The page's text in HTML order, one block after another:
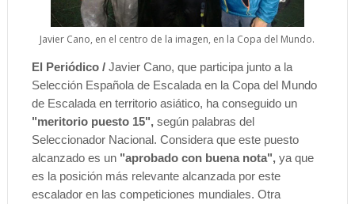
Javier Cano, en el centro de la imagen, en la Copa del Mundo.
El Periódico / Javier Cano, que participa junto a la
Selección Española de Escalada en la Copa del Mundo
de Escalada en territorio asiático, ha conseguido un
"meritorio puesto 15",según palabras del
Seleccionador Nacional. Considera que este puesto
alcanzado es un "aprobado con buena nota",ya que
es la posición más relevante alcanzada por este
escalador en las competiciones mundiales. Otra